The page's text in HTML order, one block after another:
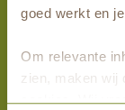
goed werkt en
Om relevante
zien, maken wij
cookies. Wij
Alle activiteiten
Meest gelezen
Reserveer op